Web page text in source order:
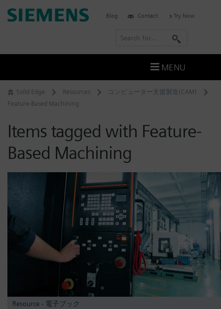
Skip
to
Solid Edge Resources
コンピューター支援製造(CAM)
Feature-Based Machining
Items tagged with Feature-
Based Machining
Resource - 電子ブック
Siemens
Blog Contact Try Now
r
c
MENU